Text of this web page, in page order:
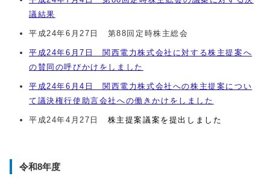
議結果
平成24年6月27日 第88回定時株主総会
平成24年6月7日 関西電力株式会社に対する株主提案へ
の賛同の呼びかけをしました
平成24年6月4日 関西電力株式会社への株主提案につい
て議決権行使助言会社への働きかけをしました
平成24年4月27日 株主提案議案を提出しました
令和8年度